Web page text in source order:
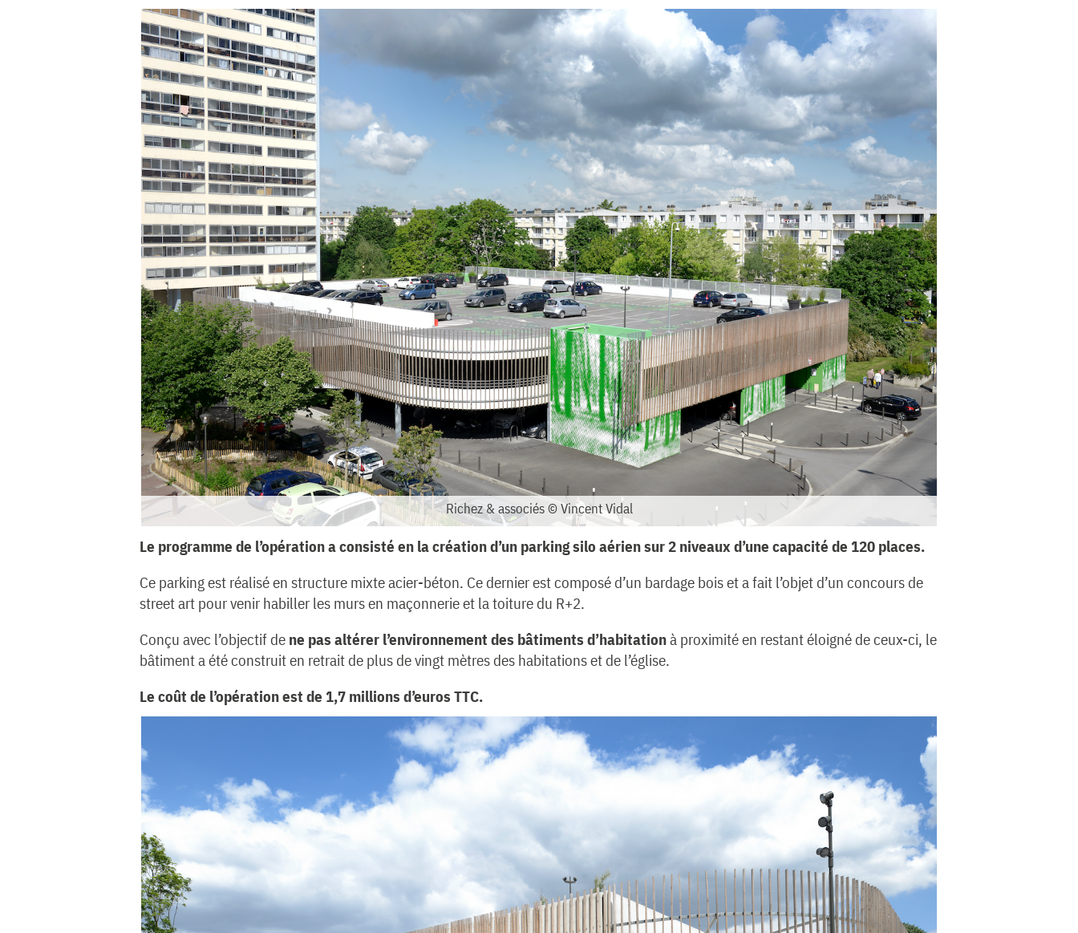
Richez & associés © Vincent Vidal
Le programme de l’opération a consisté en la création d’un parking silo aérien sur 2 niveaux d’une capacité de 120 places.
Ce parking est réalisé en structure mixte acier-béton. Ce dernier est composé d’un bardage bois et a fait l’objet d’un concours de
street art pour venir habiller les murs en maçonnerie et la toiture du R+2.
Conçu avec l’objectif de ne pas altérer l’environnement des bâtiments d’habitationà proximité en restant éloigné de ceux-ci, le
bâtiment a été construit en retrait de plus de vingt mètres des habitations et de l’église.
Le coût de l’opération est de 1,7 millions d’euros TTC.